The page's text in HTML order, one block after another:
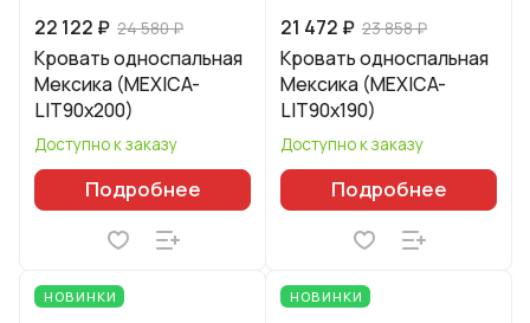
22 122 ₽ 24 580 ₽
Кровать односпальная
Мексика (MEXICA-
LIT90х200)
Доступно к заказу
Подробнее
21 472 ₽ 23 858 ₽
Кровать односпальная
Мексика (MEXICA-
LIT90х190)
Доступно к заказу
Подробнее
НОВИНКИ НОВИНКИ